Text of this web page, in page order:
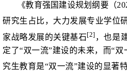
《教育强国建设规划纲要（
研究生占比，大力发展专业学位
家战略发展的关键基石[2] ，也是
定了“双一流”建设的未来，而“
究生教育是“双一流”建设的显著